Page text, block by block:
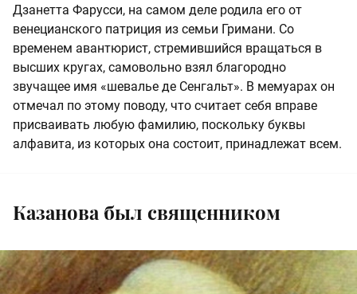
Дзанетта Фарусси, на самом деле родила его от
венецианского патриция из семьи Гримани. Со
временем авантюрист, стремившийся вращаться в
высших кругах, самовольно взял благородно
звучащее имя «шевалье де Сенгальт». В мемуарах он
отмечал по этому поводу, что считает себя вправе
присваивать любую фамилию, поскольку буквы
алфавита, из которых она состоит, принадлежат всем.
Казанова был священником